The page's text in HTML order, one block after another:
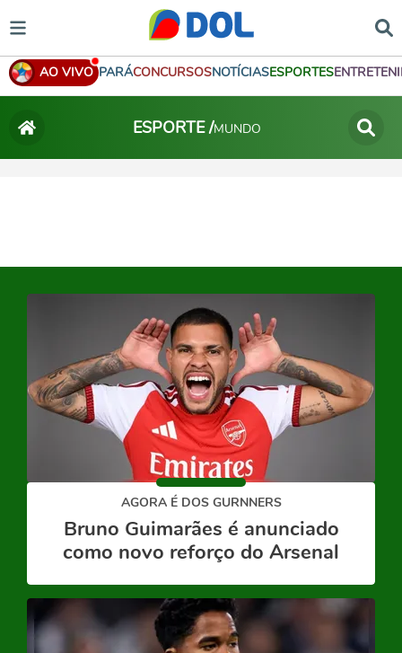
AO VIVO PARÁCONCURSOSNOTÍCIASESPORTES
ESPORTE /MUNDO
AGORA É DOS GURNNERS
Bruno Guimarães é anunciado
como novo reforço do Arsenal